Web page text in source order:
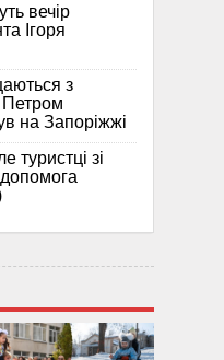
вечір
Ігоря
з
Петром
на Запоріжжі
туристці зі